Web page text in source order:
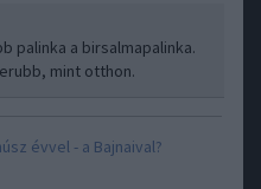
palinka a birsalmapalinka.
mint otthon.
évvel - a Bajnaival?